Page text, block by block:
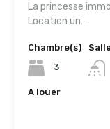
La princesse
Location un…
Chambre(s)
3
A louer